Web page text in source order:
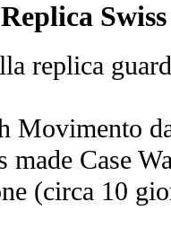
replica
Movimento
Case
(circa 10